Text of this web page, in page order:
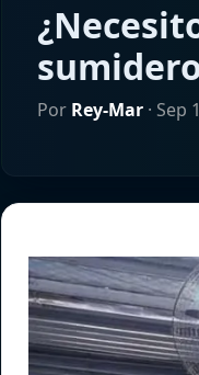
Por Rey-Mar · Sep